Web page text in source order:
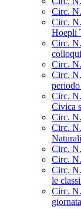
Circ.
Circ.
Hoepli
Circ.
Circ.
Circ.
Circ.
Civica
Circ.
Circ.
Naturali
Circ.
Circ.
Circ.
le
Circ.